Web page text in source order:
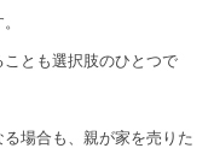
とも選択肢のひとつで
場合も、親が家を売りた